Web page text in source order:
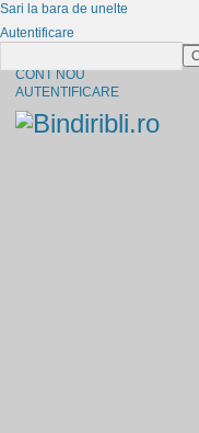
CONT NOU
AUTENTIFICARE
Sari la bara de unelte
Autentificare